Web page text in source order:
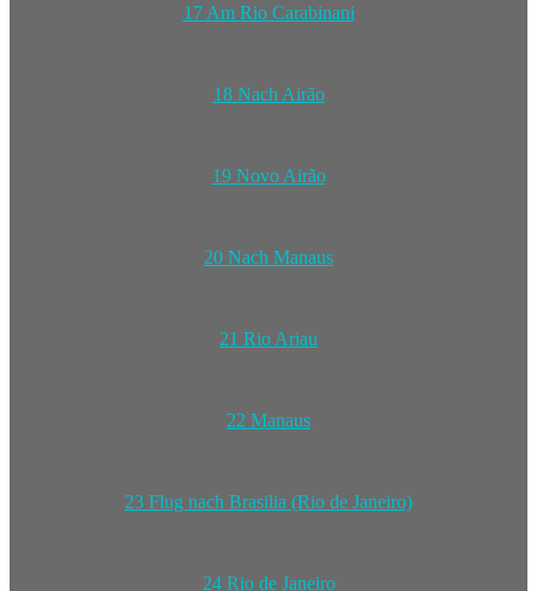
17 Am Rio Carabinani
18 Nach Airão
19 Novo Airão
20 Nach Manaus
21 Rio Ariau
22 Manaus
23 Flug nach Brasilia (Rio de Janeiro)
24 Rio de Janeiro